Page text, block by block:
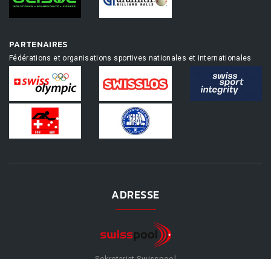
PARTENAIRES
Fédérations et organisations sportives nationales et internationales
ADRESSE